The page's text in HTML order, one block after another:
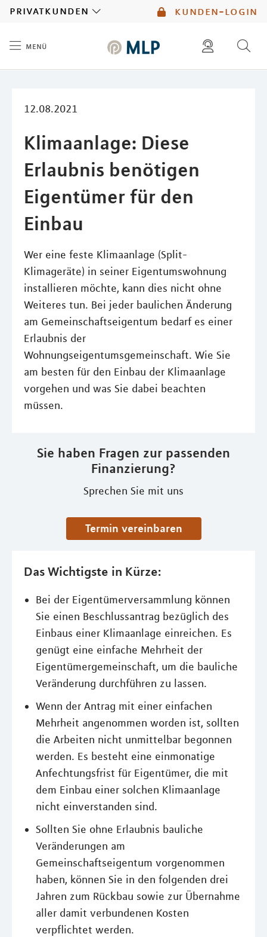
kunden-login
privatkunden
menü
12.08.2021
Klimaanlage: Diese
Erlaubnis benötigen
Eigentümer für den
Einbau
Wer eine feste Klimaanlage (Split-
Klimageräte) in seiner Eigentumswohnung
installieren möchte, kann dies nicht ohne
Weiteres tun. Bei jeder baulichen Änderung
am Gemeinschaftseigentum bedarf es einer
Erlaubnis der
Wohnungseigentumsgemeinschaft. Wie Sie
am besten für den Einbau der Klimaanlage
vorgehen und was Sie dabei beachten
müssen.
Sie haben Fragen zur passenden
Finanzierung?
Sprechen Sie mit uns
Termin vereinbaren
Das Wichtigste in Kürze:
Bei der Eigentümerversammlung können
Sie einen Beschlussantrag bezüglich des
Einbaus einer Klimaanlage einreichen. Es
genügt eine einfache Mehrheit der
Eigentümergemeinschaft, um die bauliche
Veränderung durchführen zu lassen.
Wenn der Antrag mit einer einfachen
Mehrheit angenommen worden ist, sollten
die Arbeiten nicht unmittelbar begonnen
werden. Es besteht eine einmonatige
Anfechtungsfrist für Eigentümer, die mit
dem Einbau einer solchen Klimaanlage
nicht einverstanden sind.
Sollten Sie ohne Erlaubnis bauliche
Veränderungen am
Gemeinschaftseigentum vorgenommen
haben, können Sie in den folgenden drei
Jahren zum Rückbau sowie zur Übernahme
aller damit verbundenen Kosten
verpflichtet werden.